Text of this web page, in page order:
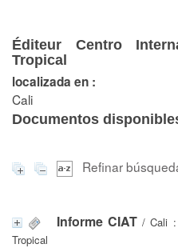
Éditeur Centro
Tropical
localizada en :
Cali
Documentos
Refinar
Informe CIAT / Cali :
Tropical